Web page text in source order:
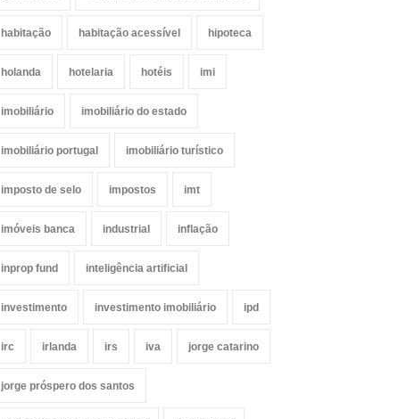
habitação habitação acessível hipoteca
holanda hotelaria hotéis imi
imobiliário imobiliário do estado
imobiliário portugal imobiliário turístico
imposto de selo impostos imt
imóveis banca industrial inflação
inprop fund inteligência artificial
investimento investimento imobiliário ipd
irc irlanda irs iva jorge catarino
jorge próspero dos santos